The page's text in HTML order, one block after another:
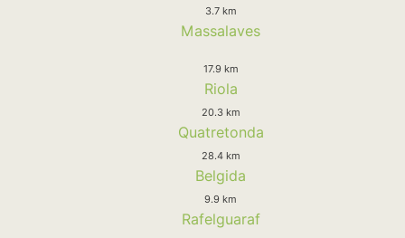
3.7 km
Massalaves
17.9 km
Riola
20.3 km
Quatretonda
28.4 km
Belgida
9.9 km
Rafelguaraf